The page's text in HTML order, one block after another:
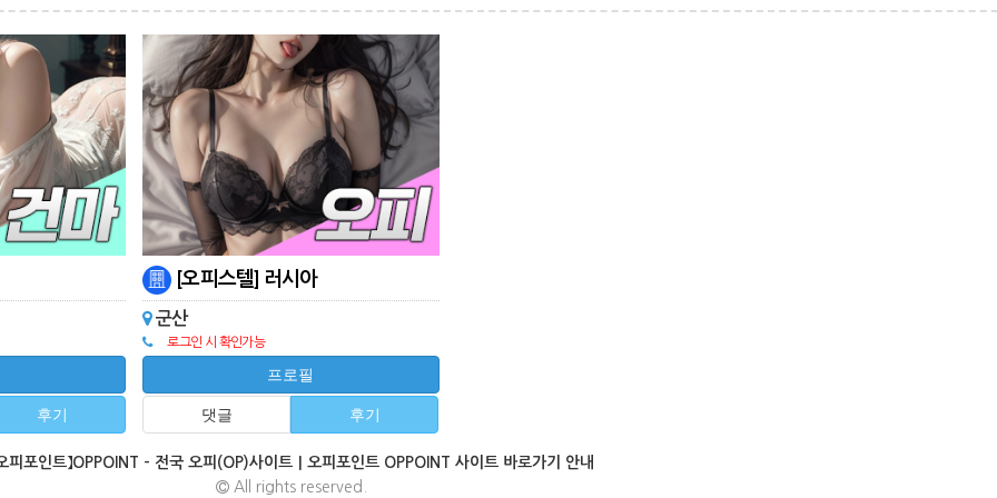
후기
[오피스텔] 러시아
군산
로그인 시 확인가능
프로필
댓글 후기
오피포인트】OPPOINT - 전국 오피(OP)사이트｜오피포인트 OPPOINT 사이트 바로가기 안내
All rights reserved.